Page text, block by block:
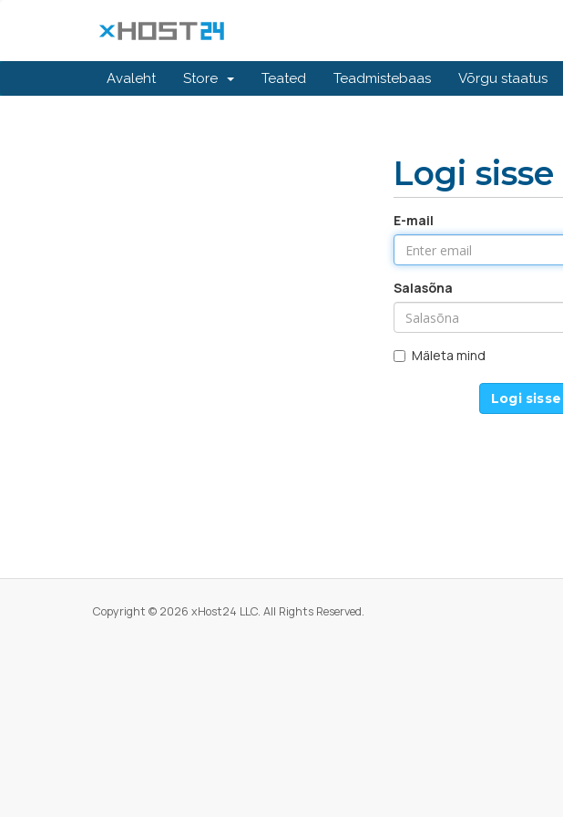
Avaleht Store Teated Teadmistebaas Võrgu staatus
Logi sisse
E-mail
Salasõna
Mäleta mind
Copyright © 2026 xHost24 LLC. All Rights Reserved.